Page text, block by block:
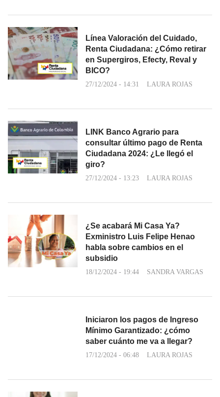
Línea Valoración del Cuidado,
Renta Ciudadana: ¿Cómo retirar
en Supergiros, Efecty, Reval y
BICO?
27/12/2024 - 14:31 LAURA ROJAS
LINK Banco Agrario para
consultar último pago de Renta
Ciudadana 2024: ¿Le llegó el
giro?
27/12/2024 - 13:23 LAURA ROJAS
¿Se acabará Mi Casa Ya?
Exministro Luis Felipe Henao
habla sobre cambios en el
subsidio
18/12/2024 - 19:44 SANDRA VARGAS
Iniciaron los pagos de Ingreso
Mínimo Garantizado: ¿cómo
saber cuánto me va a llegar?
17/12/2024 - 06:48 LAURA ROJAS